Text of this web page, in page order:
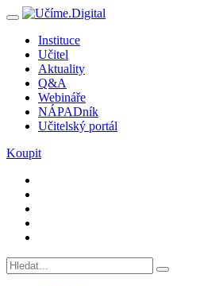
Instituce
Učitel
Aktuality
Q&A
Webináře
NÁPADník
Učitelský portál
Koupit